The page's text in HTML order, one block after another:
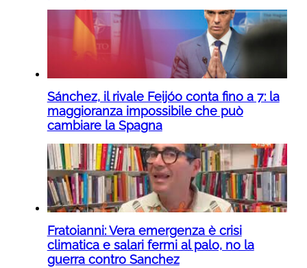
Sánchez, il rivale Feijóo conta fino a 7: la
maggioranza impossibile che può
cambiare la Spagna
Fratoianni: Vera emergenza è crisi
climatica e salari fermi al palo, no la
guerra contro Sanchez